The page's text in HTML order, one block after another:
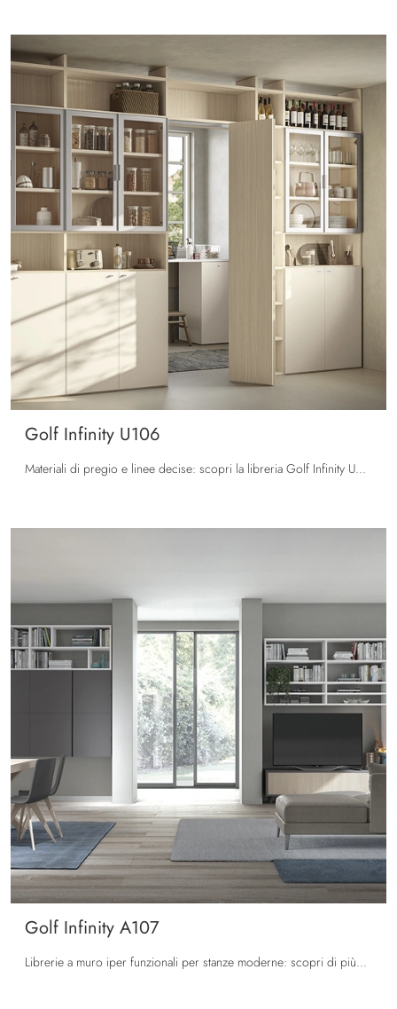
Golf Infinity U106
Materiali di pregio e linee decise: scopri la libreria Golf Infinity U106 di Colombini Casa tra le più originali Librerie moderne componibili.
Golf Infinity A107
Librerie a muro iper funzionali per stanze moderne: scopri di più sul modello Golf Infinity A107 del marchio Colombini Casa!